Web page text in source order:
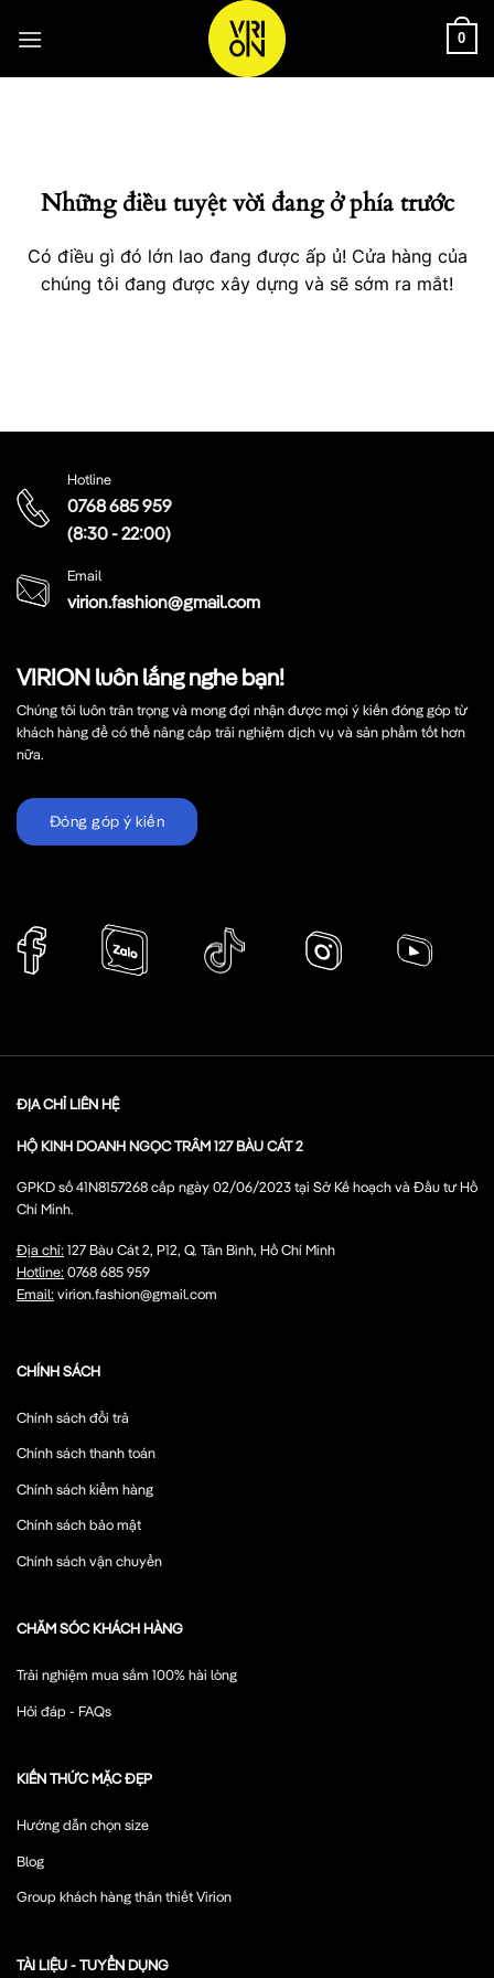
qua
0
Những điều tuyệt vời đang ở phía trước
Có điều gì đó lớn lao đang được ấp ủ! Cửa hàng của
chúng tôi đang được xây dựng và sẽ sớm ra mắt!
VIRION luôn lắng nghe bạn!
Chúng tôi luôn trân trọng và mong đợi nhận được mọi ý kiến đóng góp từ
khách hàng để có thể nâng cấp trải nghiệm dịch vụ và sản phẩm tốt hơn
nữa.
Đóng góp ý kiến
Hotline
0768 685 959
(8:30 - 22:00)
Email
virion.fashion@gmail.com
ĐỊA CHỈ LIÊN HỆ
HỘ KINH DOANH NGỌC TRÂM 127 BÀU CÁT 2
GPKD số 41N8157268 cấp ngày 02/06/2023 tại Sở Kế hoạch và Đầu tư Hồ
Chí Minh.
Địa chỉ:127 Bàu Cát 2, P12, Q. Tân Bình, Hồ Chí Minh
Hotline:0768 685 959
Email:virion.fashion@gmail.com
CHÍNH SÁCH
Chính sách đổi trả
Chính sách thanh toán
Chính sách kiểm hàng
Chính sách bảo mật
Chính sách vận chuyển
CHĂM SÓC KHÁCH HÀNG
Trải nghiệm mua sắm 100% hài lòng
Hỏi đáp - FAQs
KIẾN THỨC MẶC ĐẸP
Hướng dẫn chọn size
Blog
Group khách hàng thân thiết Virion
TÀI LIỆU - TUYỂN DỤNG